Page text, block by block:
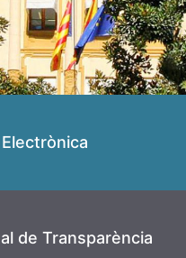
de Transparència